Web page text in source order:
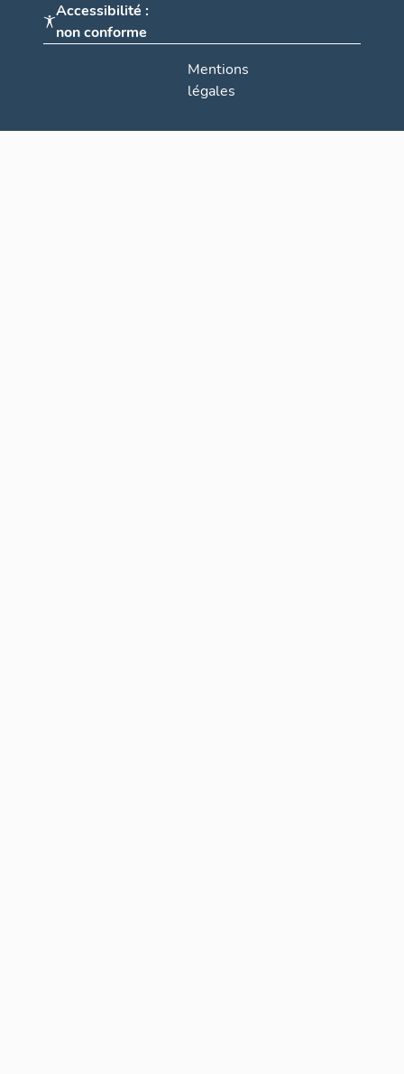
Accessibilité :
non conforme
Mentions
légales